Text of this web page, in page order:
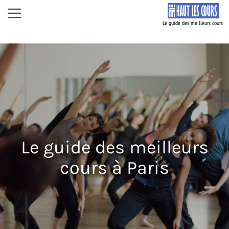
Aller
au
Menu
Le guide des meilleurs
cours à Paris